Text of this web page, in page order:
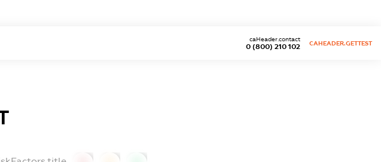
0 (800) 210 102
caHeader.contact
CAHEADER.GETTEST